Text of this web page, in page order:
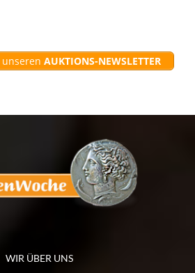
AUKTIONS-NEWSLETTER
WIR ÜBER UNS